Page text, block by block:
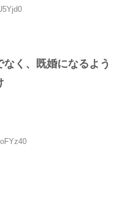
く、既婚になるよう